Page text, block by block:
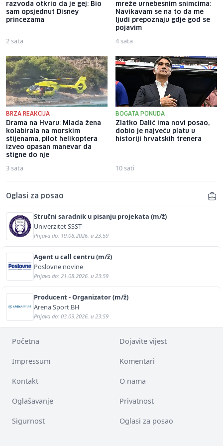
razvoda otkrio da je gej: Bio
sam opsjednut Disney
princezama
2 sata
mreže urnebesnim snimcima:
Navikavam se na to da me
ljudi prepoznaju gdje god se
pojavim
4 sata
BRZA REAKCIJA
Drama na Hvaru: Mlada žena
kolabirala na morskim
stijenama, pilot helikoptera
izveo opasan manevar da
stigne do nje
3 sata
BOGATA PONUDA
Zlatko Dalić ima novi posao,
dobio je najveću platu u
historiji hrvatskih trenera
10 sati
Oglasi za posao
Stručni saradnik u pisanju projekata (m/ž)
Univerzitet SSST
Prijava do: 19.08.2026. u 23:59
Agent u call centru (m/ž)
Poslovne novine
Prijava do: 21.08.2026. u 23:59
Producent - Organizator (m/ž)
Arena Sport BH
Prijava do: 03.09.2026. u 23:59
Početna Dojavite vijest
Impressum Komentari
Kontakt O nama
Oglašavanje Privatnost
Sigurnost Oglasi za posao